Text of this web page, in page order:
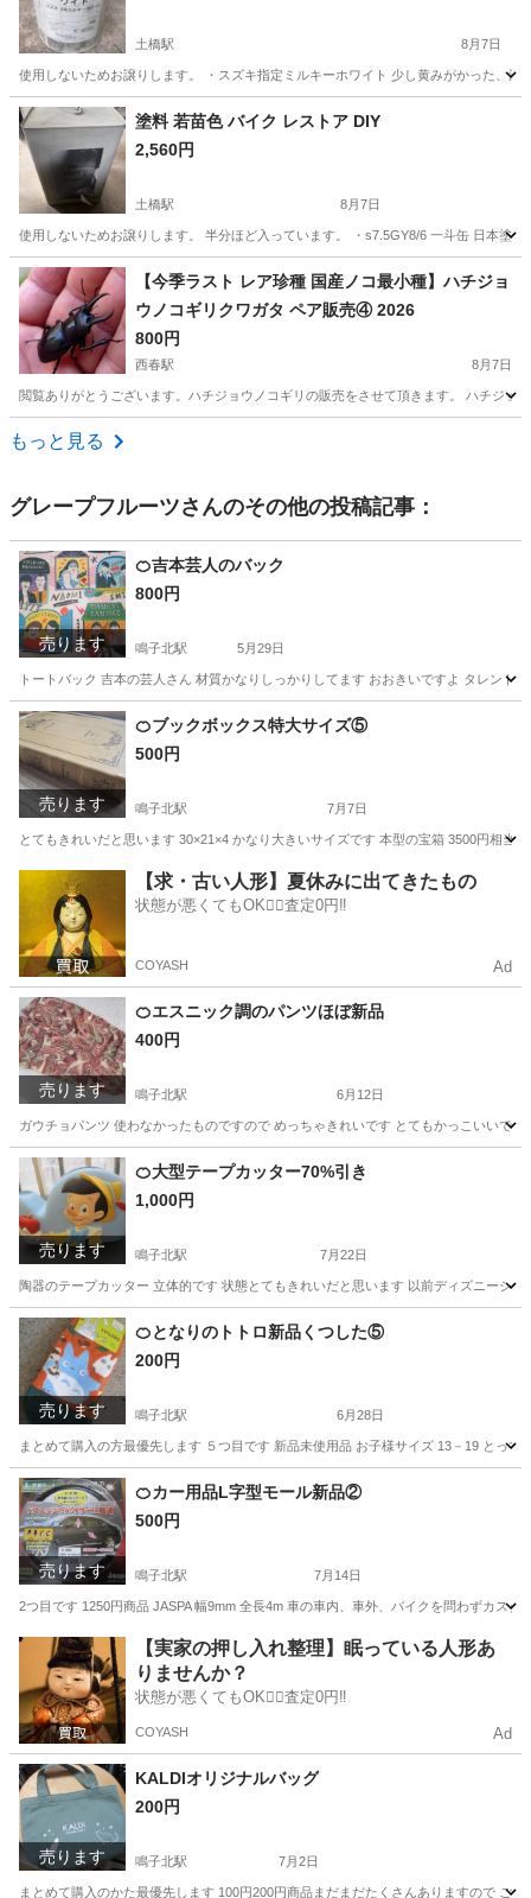
土橋駅 8月7日
使用しないためお譲りします。 ・スズキ指定ミルキーホワイト 少し黄みがかった、
愛知 豊田市 土橋駅 その他
塗料 若苗色 バイク レストア DIY
2,560円
土橋駅 8月7日
使用しないためお譲りします。 半分ほど入っています。 ・s7.5GY8/6 一斗缶 日本塗
愛知 豊田市 土橋駅 その他
【今季ラスト レア珍種 国産ノコ最小種】ハチジョ
ウノコギリクワガタ ペア販売④ 2026
800円
西春駅 8月7日
閲覧ありがとうございます。ハチジョウノコギリの販売をさせて頂きます。 ハチジ
愛知 北名古屋市
もっと見る
グレープフルーツさんのその他の投稿記事：
売ります
🍊吉本芸人のバック
800円
鳴子北駅 5月29日
トートバック 吉本の芸人さん 材質かなりしっかりしてます おおきいですよ タレン
愛知 名古屋市 鳴子北駅 靴/バッグ お笑い
売ります
🍊ブックボックス特大サイズ⑤
500円
鳴子北駅 7月7日
とてもきれいだと思います 30×21×4 かなり大きいサイズです 本型の宝箱 3500円相
鳴子北駅 家具 ボックス
【求・古い人形】夏休みに出てきたもの
状態が悪くてもOK🙆‍♀️査定0円‼️
COYASH Ad
売ります
🍊エスニック調のパンツほぼ新品
400円
鳴子北駅 6月12日
ガウチョパンツ 使わなかったものですので めっちゃきれいです とてもかっこいいで
愛知 名古屋市 鳴子北駅 服/ファッション
売ります
🍊大型テープカッター70%引き
1,000円
鳴子北駅 7月22日
陶器のテープカッター 立体的です 状態とてもきれいだと思います 以前ディズニーシ
愛知 名古屋市 鳴子北駅 家具 テープカッター
売ります
🍊となりのトトロ新品くつした⑤
200円
鳴子北駅 6月28日
まとめて購入の方最優先します ５つ目です 新品未使用品 お子様サイズ 13－19 とっ
愛知 名古屋市 鳴子北駅 服/ファッション
売ります
🍊カー用品L字型モール新品②
500円
鳴子北駅 7月14日
2つ目です 1250円商品 JASPA 幅9mm 全長4m 車の車内、車外、バイクを問わずカス
愛知 名古屋市 鳴子北駅 車のパーツ ヘルメット
【実家の押し入れ整理】眠っている人形あ
りませんか？
状態が悪くてもOK🙆‍♀️査定0円‼️
COYASH Ad
売ります
KALDIオリジナルバッグ
200円
鳴子北駅 7月2日
まとめて購入のかた最優先します 100円200円商品まだまだたくさんありますので ご